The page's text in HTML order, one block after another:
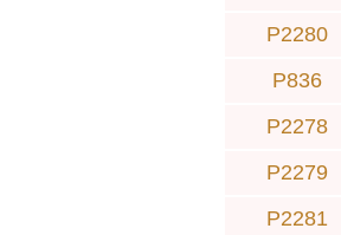
P2280
P836
P2278
P2279
P2281